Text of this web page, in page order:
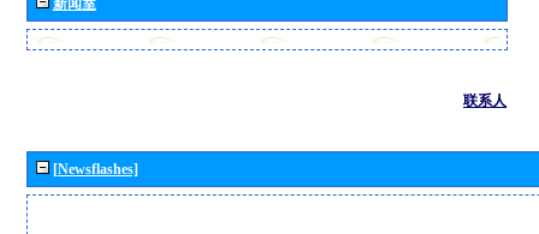
联系人
[Newsflashes]